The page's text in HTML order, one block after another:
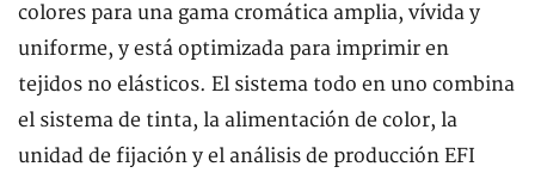
colores para una gama cromática amplia, vívida y
uniforme, y está optimizada para imprimir en
tejidos no elásticos. El sistema todo en uno combina
el sistema de tinta, la alimentación de color, la
unidad de fijación y el análisis de producción EFI